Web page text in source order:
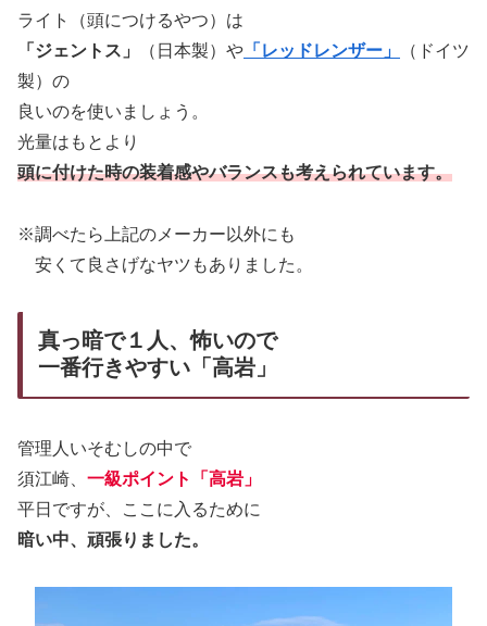
ライト（頭につけるやつ）は
「ジェントス」
（日本製）や 「レッドレンザー」
（ドイツ
製）の
良いのを使いましょう。
光量はもとより
頭に付けた時の装着感やバランスも考えられています。
※調べたら上記のメーカー以外にも
安くて良さげなヤツもありました。
真っ暗で１人、怖いので
一番行きやすい「高岩」
管理人いそむしの中で
須江崎、 一級ポイント「高岩」
平日ですが、ここに入るために
暗い中、頑張りました。